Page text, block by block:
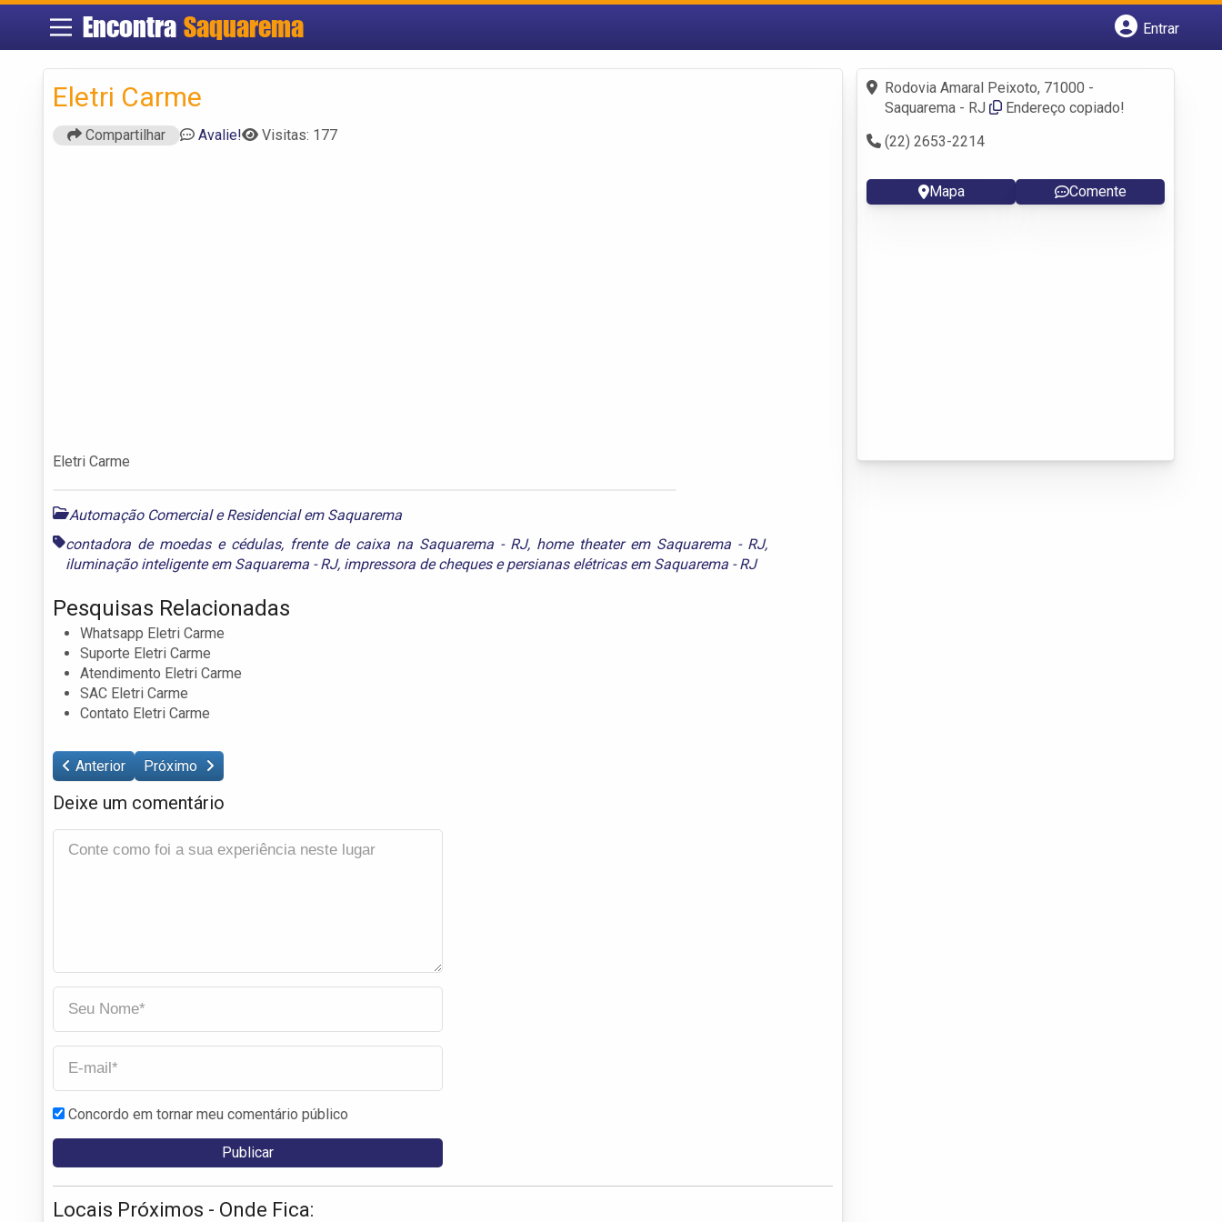
Encontra Saquarema
Entrar
Fazer login
Criar conta
Eletri Carme
Compartilhar Avalie! Visitas: 177
Eletri Carme
Automação Comercial e Residencial em Saquarema
contadora de moedas e cédulas, frente de caixa na Saquarema - RJ, home theater em Saquarema - RJ,
iluminação inteligente em Saquarema - RJ, impressora de chequesepersianas elétricas em Saquarema - RJ
Pesquisas Relacionadas
Whatsapp Eletri Carme
Suporte Eletri Carme
Atendimento Eletri Carme
SAC Eletri Carme
Contato Eletri Carme
Anterior Próximo
Deixe um comentário
Concordo em tornar meu comentário público
Locais Próximos - Onde Fica:
Rodovia Amaral Peixoto, 71000 -
Saquarema - RJ
Endereço copiado!
(22) 2653-2214
Mapa Comente